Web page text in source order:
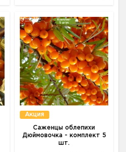
Акция
Саженцы облепихи
Дюймовочка - комплект 5
шт.